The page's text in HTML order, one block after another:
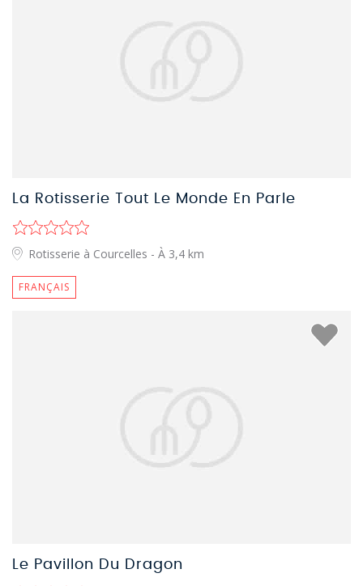
La Rotisserie Tout Le Monde En Parle
Rotisserie à Courcelles - À 3,4 km
FRANÇAIS
Le Pavillon Du Dragon